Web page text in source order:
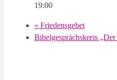
19:00
« Friedensgebet
Bibelgesprächskreis